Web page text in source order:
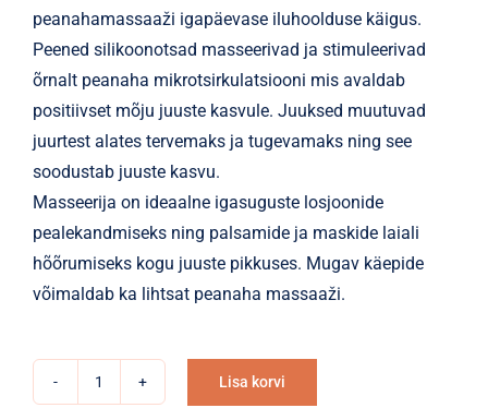
peanahamassaaži igapäevase iluhoolduse käigus.
Peened silikoonotsad masseerivad ja stimuleerivad
õrnalt peanaha mikrotsirkulatsiooni mis avaldab
positiivset mõju juuste kasvule. Juuksed muutuvad
juurtest alates tervemaks ja tugevamaks ning see
soodustab juuste kasvu.
Masseerija on ideaalne igasuguste losjoonide
pealekandmiseks ning palsamide ja maskide laiali
hõõrumiseks kogu juuste pikkuses. Mugav käepide
võimaldab ka lihtsat peanaha massaaži.
Lisa korvi
Alternative: